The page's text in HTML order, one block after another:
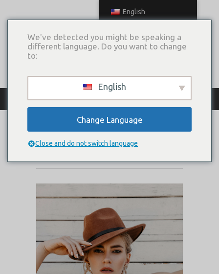
КАТАЛОГ ПЛАТЬЕВ
LEONOR
English
We've detected you might be speaking a
different language. Do you want to change
to:
English
Change Language
Close and do not switch language